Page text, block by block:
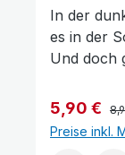
In der
es in der
Und doch
Stepan
ihnen. In
seinen
5,90 €
Preise inkl.